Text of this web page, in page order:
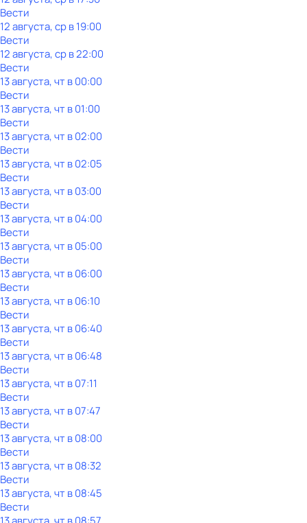
Вести
12 августа, ср в 19:00
Вести
12 августа, ср в 22:00
Вести
13 августа, чт в 00:00
Вести
13 августа, чт в 01:00
Вести
13 августа, чт в 02:00
Вести
13 августа, чт в 02:05
Вести
13 августа, чт в 03:00
Вести
13 августа, чт в 04:00
Вести
13 августа, чт в 05:00
Вести
13 августа, чт в 06:00
Вести
13 августа, чт в 06:10
Вести
13 августа, чт в 06:40
Вести
13 августа, чт в 06:48
Вести
13 августа, чт в 07:11
Вести
13 августа, чт в 07:47
Вести
13 августа, чт в 08:00
Вести
13 августа, чт в 08:32
Вести
13 августа, чт в 08:45
Вести